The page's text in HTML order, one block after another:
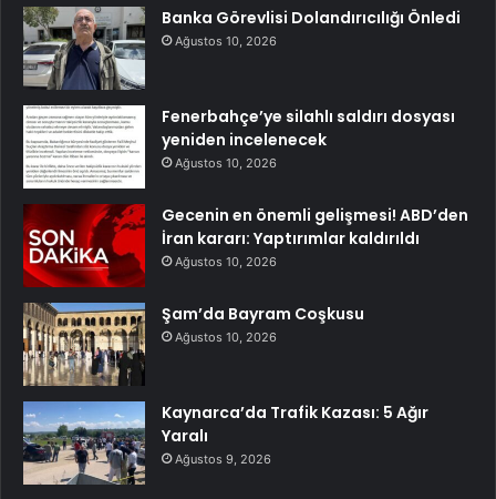
Banka Görevlisi Dolandırıcılığı Önledi
Ağustos 10, 2026
Fenerbahçe’ye silahlı saldırı dosyası
yeniden incelenecek
Ağustos 10, 2026
Gecenin en önemli gelişmesi! ABD’den
İran kararı: Yaptırımlar kaldırıldı
Ağustos 10, 2026
Şam’da Bayram Coşkusu
Ağustos 10, 2026
Kaynarca’da Trafik Kazası: 5 Ağır
Yaralı
Ağustos 9, 2026